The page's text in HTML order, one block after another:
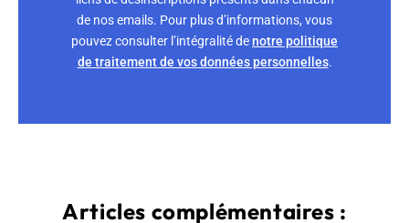
de nos emails. Pour plus d’informations, vous
pouvez consulter l’intégralité denotre politique
de traitement de vos données personnelles.
Articles complémentaires :